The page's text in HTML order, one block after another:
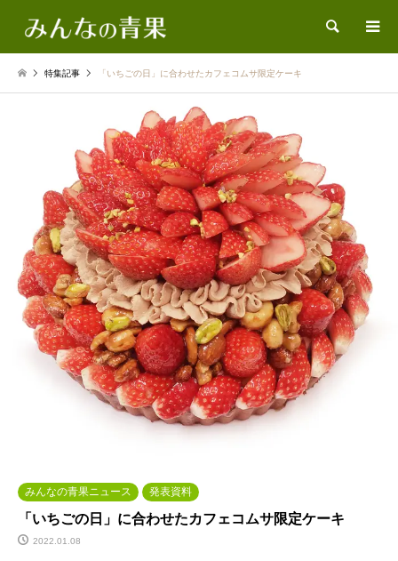
検索
特集記事 「いちごの日」に合わせたカフェコムサ限定ケーキ
みんなの青果ニュース 発表資料
「いちごの日」に合わせたカフェコムサ限定ケーキ
2022.01.08